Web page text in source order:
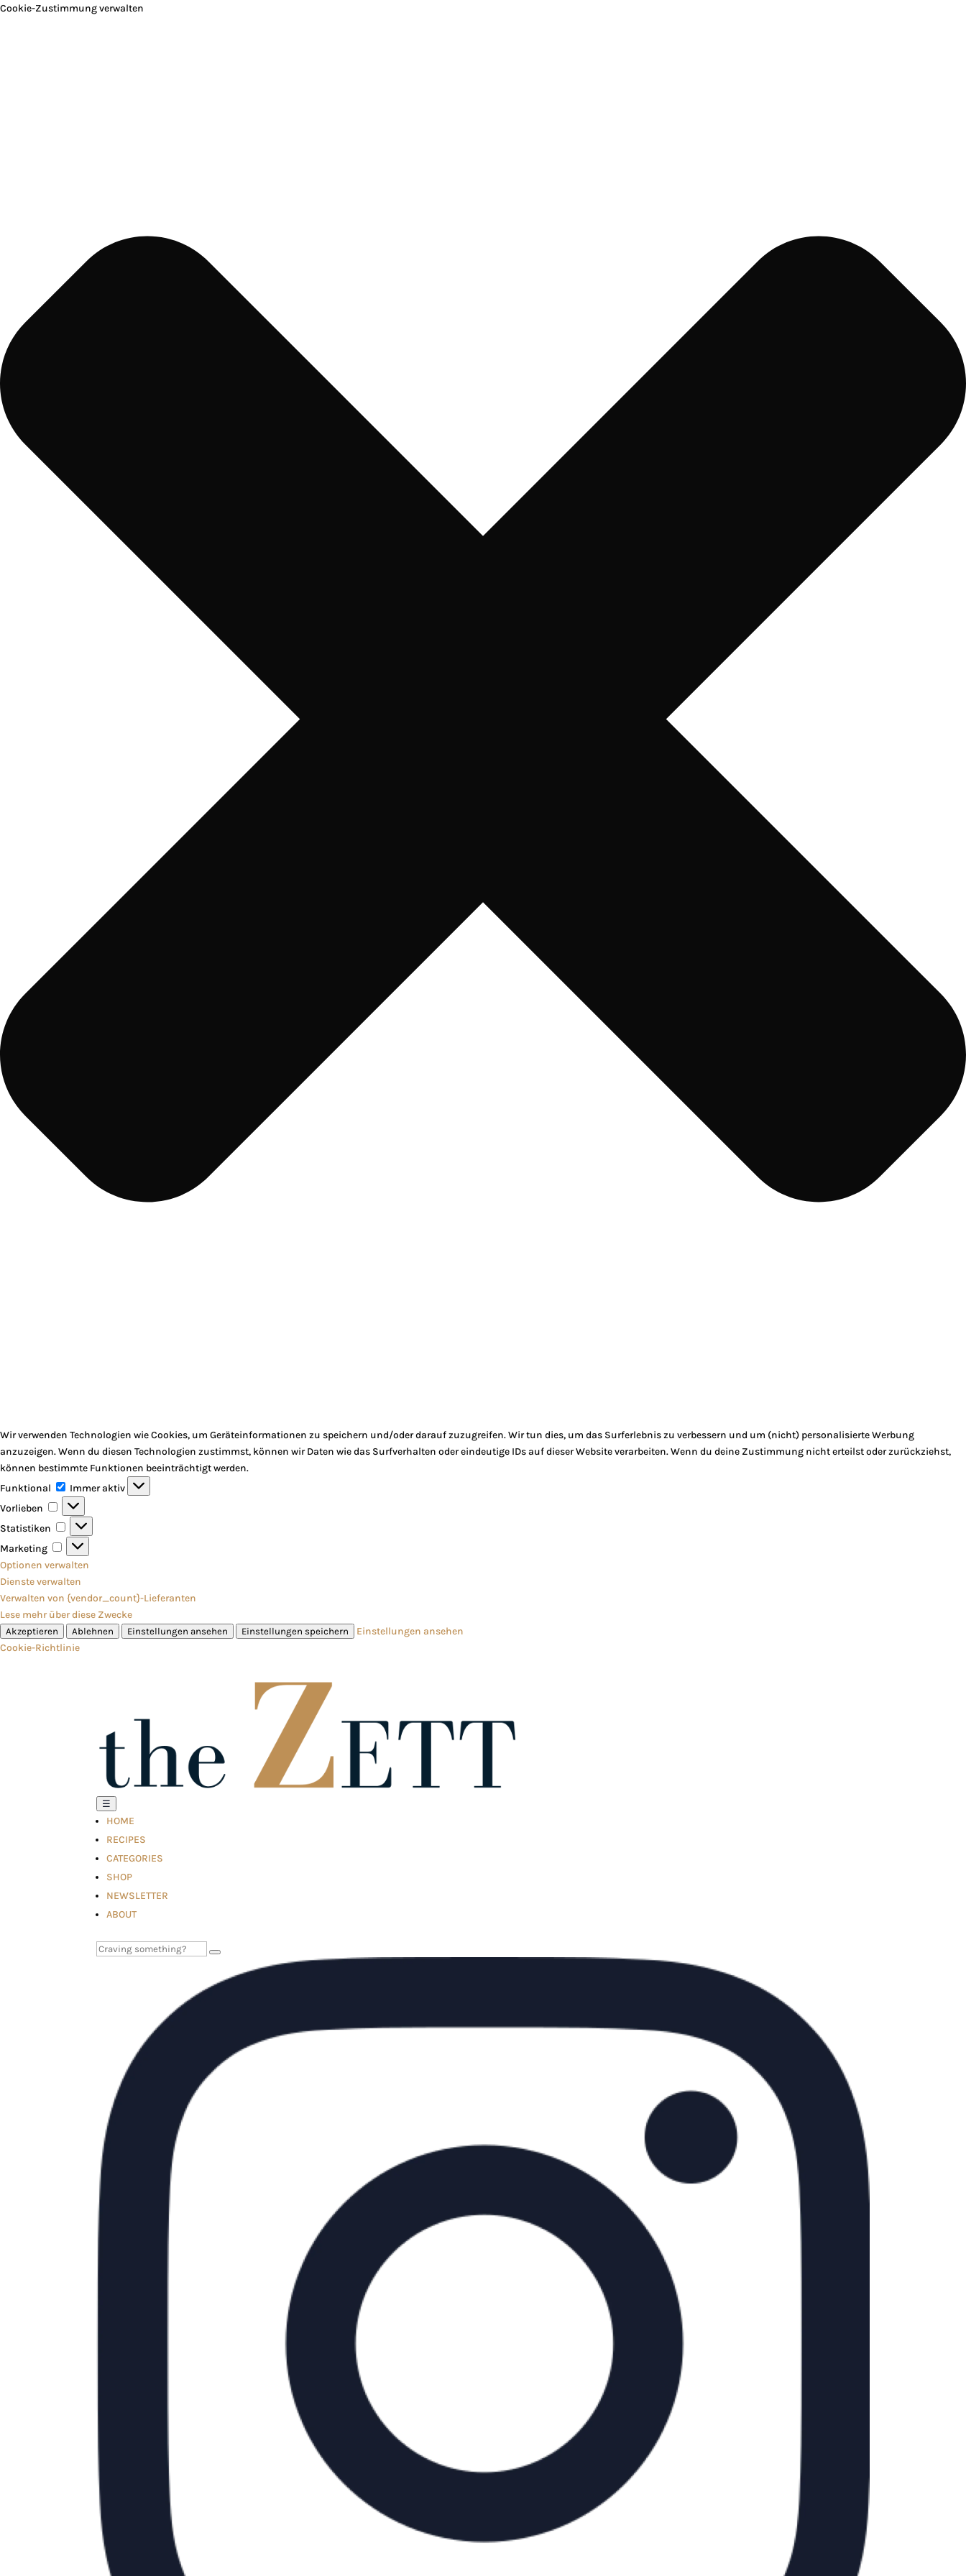
Cookie-Zustimmung verwalten
Wir verwenden Technologien wie Cookies, um Geräteinformationen zu speichern und/oder darauf zuzugreifen. Wir tun dies, um das Surferlebnis zu verbessern und um (nicht) personalisierte Werbung
anzuzeigen. Wenn du diesen Technologien zustimmst, können wir Daten wie das Surfverhalten oder eindeutige IDs auf dieser Website verarbeiten. Wenn du deine Zustimmung nicht erteilst oder zurückziehst,
können bestimmte Funktionen beeinträchtigt werden.
Funktional
Funktional
Immer aktiv
Vorlieben
Vorlieben
Statistiken
Statistiken
Marketing
Marketing
Optionen verwalten
Dienste verwalten
Verwalten von {vendor_count}-Lieferanten
Lese mehr über diese Zwecke
Akzeptieren Ablehnen Einstellungen ansehen Einstellungen speichern
Einstellungen ansehen
Cookie-Richtlinie
☰
HOME
RECIPES
CATEGORIES
SHOP
NEWSLETTER
ABOUT